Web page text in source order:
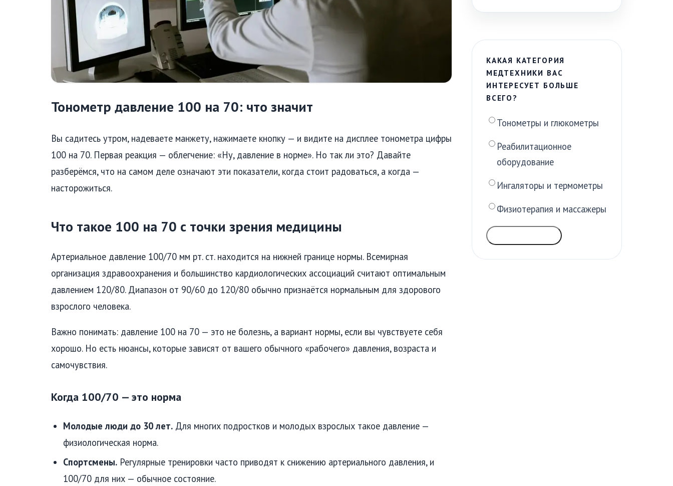
Тонометр давление 100 на 70: что значит
Вы садитесь утром, надеваете манжету, нажимаете кнопку — и видите на дисплее тонометра цифры
100 на 70. Первая реакция — облегчение: «Ну, давление в норме». Но так ли это? Давайте
разберёмся, что на самом деле означают эти показатели, когда стоит радоваться, а когда —
насторожиться.
Что такое 100 на 70 с точки зрения медицины
Артериальное давление 100/70 мм рт. ст. находится на нижней границе нормы. Всемирная
организация здравоохранения и большинство кардиологических ассоциаций считают оптимальным
давлением 120/80. Диапазон от 90/60 до 120/80 обычно признаётся нормальным для здорового
взрослого человека.
Важно понимать: давление 100 на 70 — это не болезнь, а вариант нормы, если вы чувствуете себя
хорошо. Но есть нюансы, которые зависят от вашего обычного «рабочего» давления, возраста и
самочувствия.
Когда 100/70 — это норма
Молодые люди до 30 лет. Для многих подростков и молодых взрослых такое давление —
физиологическая норма.
Спортсмены. Регулярные тренировки часто приводят к снижению артериального давления, и
100/70 для них — обычное состояние.
КАКАЯ КАТЕГОРИЯ
МЕДТЕХНИКИ ВАС
ИНТЕРЕСУЕТ БОЛЬШЕ
ВСЕГО?
Тонометры и глюкометры
Реабилитационное
оборудование
Ингаляторы и термометры
Физиотерапия и массажеры